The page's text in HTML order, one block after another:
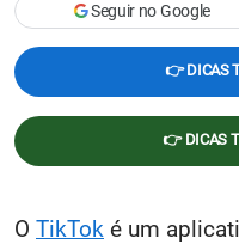
Seguir no Google
👉 DICAS
👉 DICAS
O TikTok é um